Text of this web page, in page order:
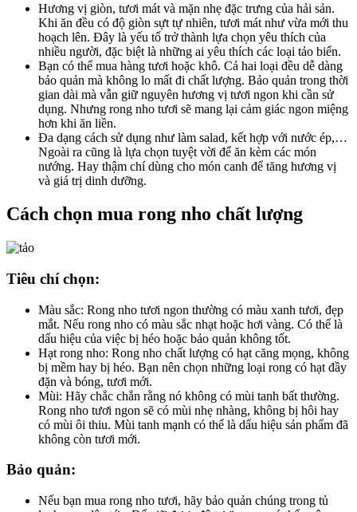
Hương vị giòn, tươi mát và mặn nhẹ đặc trưng của hải sản.
Khi ăn đều có độ giòn sựt tự nhiên, tươi mát như vừa mới thu
hoạch lên. Đây là yếu tố trở thành lựa chọn yêu thích của
nhiều người, đặc biệt là những ai yêu thích các loại tảo biển.
Bạn có thể mua hàng tươi hoặc khô. Cả hai loại đều dễ dàng
bảo quản mà không lo mất đi chất lượng. Bảo quản trong thời
gian dài mà vẫn giữ nguyên hương vị tươi ngon khi cần sử
dụng. Nhưng rong nho tươi sẽ mang lại cảm giác ngon miệng
hơn khi ăn liền.
Đa dạng cách sử dụng như làm salad, kết hợp với nước ép,…
Ngoài ra cũng là lựa chọn tuyệt vời để ăn kèm các món
nướng. Hay thậm chí dùng cho món canh để tăng hương vị
và giá trị dinh dưỡng.
Cách chọn mua rong nho chất lượng
Tiêu chí chọn:
Màu sắc: Rong nho tươi ngon thường có màu xanh tươi, đẹp
mắt. Nếu rong nho có màu sắc nhạt hoặc hơi vàng. Có thể là
dấu hiệu của việc bị héo hoặc bảo quản không tốt.
Hạt rong nho: Rong nho chất lượng có hạt căng mọng, không
bị mềm hay bị héo. Bạn nên chọn những loại rong có hạt đầy
đặn và bóng, tươi mới.
Mùi: Hãy chắc chắn rằng nó không có mùi tanh bất thường.
Rong nho tươi ngon sẽ có mùi nhẹ nhàng, không bị hôi hay
có mùi ôi thiu. Mùi tanh mạnh có thể là dấu hiệu sản phẩm đã
không còn tươi mới.
Bảo quản:
Nếu bạn mua rong nho tươi, hãy bảo quản chúng trong tủ